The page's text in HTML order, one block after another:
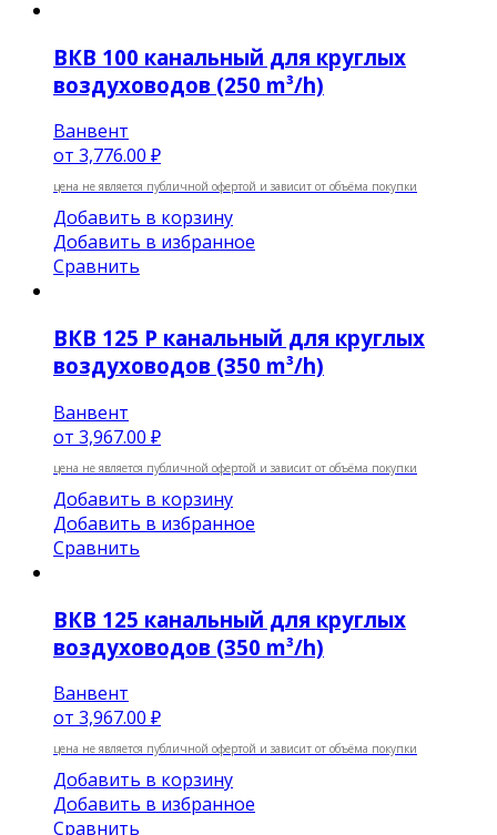
ВКВ 100 канальный для круглых
воздуховодов (250 m³/h)
Ванвент
от 3,776.00 ₽
цена не является публичной офертой и зависит от объёма покупки
Добавить в корзину
Добавить в избранное
Сравнить
ВКВ 125 P канальный для круглых
воздуховодов (350 m³/h)
Ванвент
от 3,967.00 ₽
цена не является публичной офертой и зависит от объёма покупки
Добавить в корзину
Добавить в избранное
Сравнить
ВКВ 125 канальный для круглых
воздуховодов (350 m³/h)
Ванвент
от 3,967.00 ₽
цена не является публичной офертой и зависит от объёма покупки
Добавить в корзину
Добавить в избранное
Сравнить